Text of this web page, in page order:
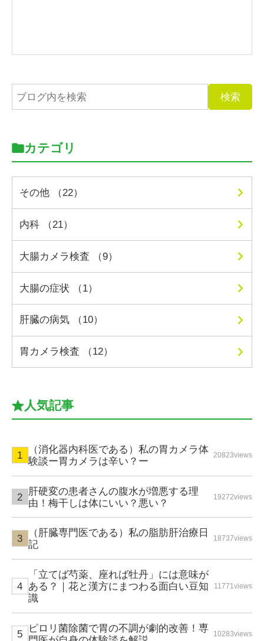
カテゴリ
その他 （22）
内科 （21）
大腸カメラ検査 （9）
大腸の症状 （1）
肝臓の病気 （10）
胃カメラ検査 （12）
人気記事
（消化器内科医である）私の胃カメラ体
験談ー胃カメラは辛い？ー
20823views
肝硬変の患者さんの腹水が増悪する理
由！梅干しは体にいい？悪い？
19272views
（肝臓専門医である）私の脂肪肝治療日
記
18737views
「立てば芍薬、座れば牡丹」には意味が
ある？｜花と漢方にまつわる面白い豆知
識
11771views
ピロリ菌除菌で胃の不調が劇的改善！専
10283views